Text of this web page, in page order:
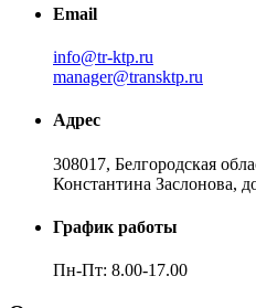
Email
info@tr-ktp.ru
manager@transktp.ru
Адрес
308017, Белгородская
Константина Заслонова,
График работы
Пн-Пт: 8.00-17.00